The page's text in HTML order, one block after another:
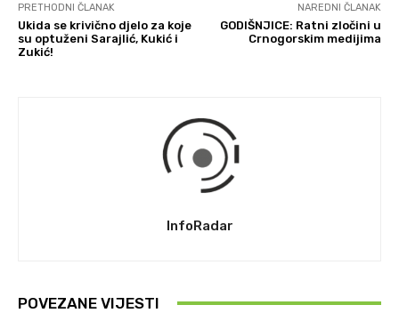
PRETHODNI ČLANAK
Ukida se krivično djelo za koje
su optuženi Sarajlić, Kukić i
Zukić!
NAREDNI ČLANAK
GODIŠNJICE: Ratni zločini u
Crnogorskim medijima
InfoRadar
POVEZANE VIJESTI